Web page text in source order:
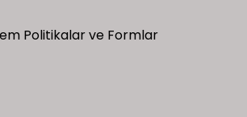
Politikalar ve Formlar